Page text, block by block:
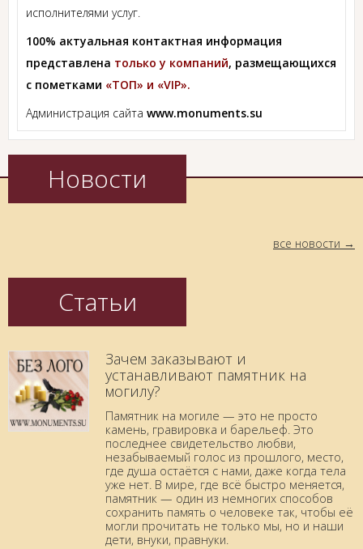
исполнителями услуг.
100% актуальная контактная информация
представлена только у компаний, размещающихся
с пометками «ТОП» и «VIP».
Администрация сайта www.monuments.su
Новости
все новости
Статьи
Зачем заказывают и
устанавливают памятник на
могилу?
Памятник на могиле — это не просто
камень, гравировка и барельеф. Это
последнее свидетельство любви,
незабываемый голос из прошлого, место,
где душа остаётся с нами, даже когда тела
уже нет. В мире, где всё быстро меняется,
памятник — один из немногих способов
сохранить память о человеке так, чтобы её
могли прочитать не только мы, но и наши
дети, внуки, правнуки.